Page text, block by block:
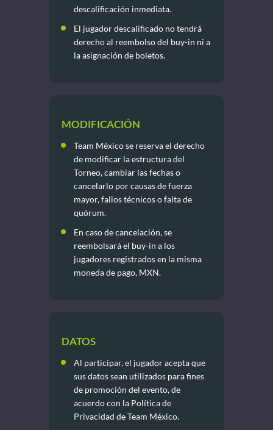
descalificación inmediata.
El jugador descalificado no tendrá
derecho al reembolso del buy-in ni a
la asignación de boletos.
MODIFICACIÓN
Team México se reserva el derecho
de modificar la estructura del
Torneo, cambiar las fechas o
cancelarlo por causas de fuerza
mayor, fallos técnicos o falta de
quórum.
En caso de cancelación, se
reembolsará el buy-in a los
jugadores registrados en la misma
moneda de pago, MXN.
DATOS
Al participar, el jugador acepta que
sus datos sean utilizados para fines
de promoción del evento, de
acuerdo con la Política de
Privacidad de Team México.